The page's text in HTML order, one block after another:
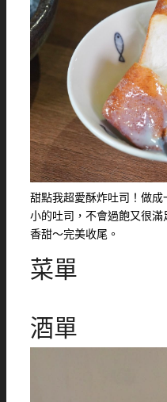
甜點我超愛酥炸吐司！做
小的吐司，不會過飽又很
香甜～完美收尾。
菜單
酒單